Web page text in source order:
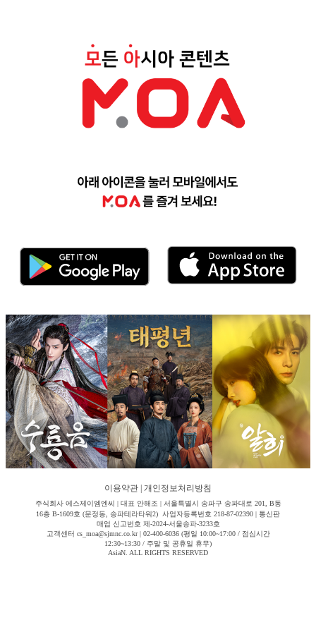
이용약관 개인정보처리방침
주식회사 에스제이엠엔씨 | 대표 안해조 | 서울특별시 송파구 송파대로 201, B동
16층 B-1609호 (문정동, 송파테라타워2) 사업자등록번호 218-87-02390 | 통신판
매업 신고번호 제-2024-서울송파-3233호
고객센터 cs_moa@sjmnc.co.kr | 02-400-6036 (평일 10:00~17:00 / 점심시간
12:30~13:30 / 주말 및 공휴일 휴무)
AsiaN. ALL RIGHTS RESERVED